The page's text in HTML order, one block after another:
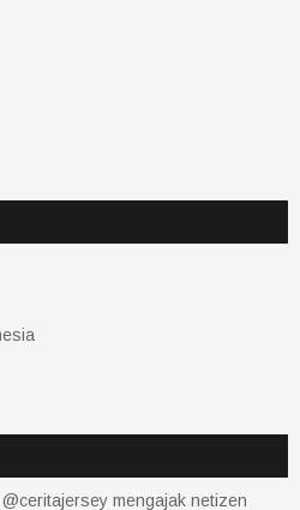
mengajak netizen